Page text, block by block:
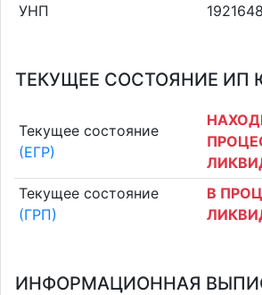
УНП
ТЕКУЩЕЕ СОСТОЯНИЕ ИП
Текущее состояние
(ЕГР)
Текущее состояние
(ГРП)
В
ИНФОРМАЦИОННАЯ